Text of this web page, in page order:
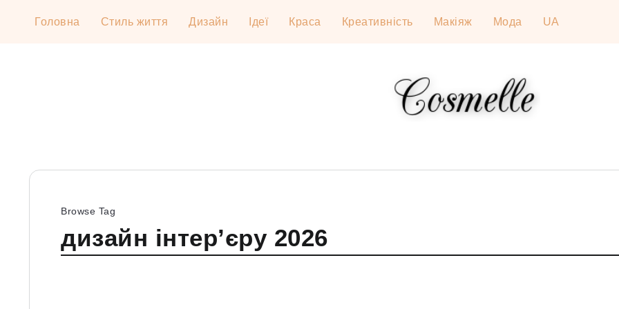
Головна Стиль життя Дизайн Ідеї Краса Креативність Макіяж Мода UA
Browse Tag
дизайн інтер’єру 2026